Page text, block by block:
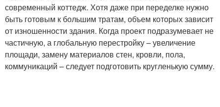
современный коттедж. Хотя даже при переделке нужно
быть готовым к большим тратам, объем которых зависит
от изношенности здания. Когда проект подразумевает не
частичную, а глобальную перестройку – увеличение
площади, замену материалов стен, кровли, пола,
коммуникаций – следует подготовить кругленькую сумму.